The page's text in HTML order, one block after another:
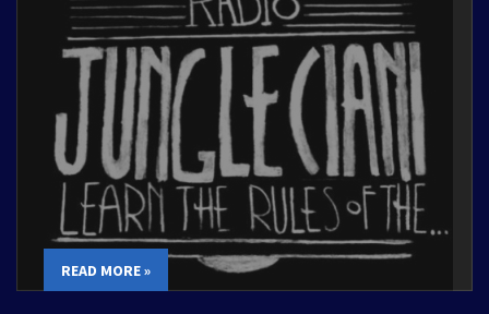
READ MORE »